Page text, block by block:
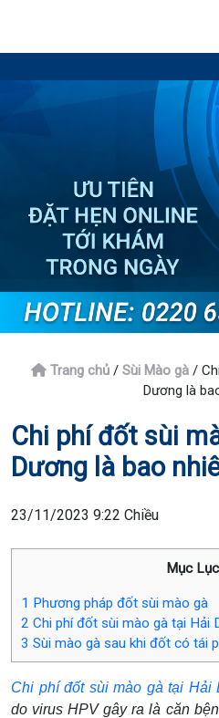
Trang chủ / Sùi Mào gà /
Dương là
Chi phí đốt sùi
Dương là bao
23/11/2023 9:22 Chiều
Mục Lục
1 Phương pháp đốt sùi mào gà
2 Chi phí đốt sùi mào gà tại Hải
3 Sùi mào gà sau khi đốt có tái
Chi phí đốt sùi mào gà tại Hải
do virus HPV gây ra là căn